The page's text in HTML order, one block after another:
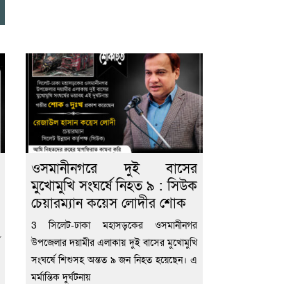
ওসমানীনগরে দুই বাসের
মুখোমুখি সংঘর্ষে নিহত ৯ : সিউক
চেয়ারম্যান কয়েস লোদীর শোক
3 সিলেট-ঢাকা মহাসড়কের ওসমানীনগর
উপজেলার দয়ামীর এলাকায় দুই বাসের মুখোমুখি
সংঘর্ষে শিশুসহ অন্তত ৯ জন নিহত হয়েছেন। এ
মর্মান্তিক দুর্ঘটনায়